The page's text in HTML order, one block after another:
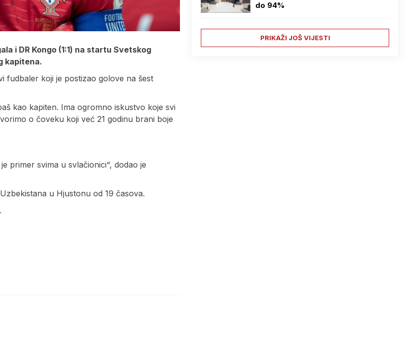
i DR Kongo (1:1) na startu Svetskog
kapitena.
fudbaler koji je postizao golove na šest
kao kapiten. Ima ogromno iskustvo koje svi
o čoveku koji već 21 godinu brani boje
primer svima u svlačionici“, dodao je
u Hjustonu od 19 časova.
do 94%
PRIKAŽI JOŠ VIJESTI